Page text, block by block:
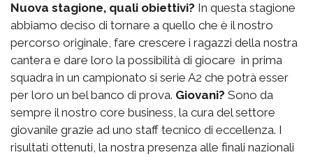
Nuova stagione, quali obiettivi? In questa stagione
abbiamo deciso di tornare a quello che è il nostro
percorso originale, fare crescere i ragazzi della nostra
cantera e dare loro la possibilità di giocare in prima
squadra in un campionato si serie A2 che potrà esser
per loro un bel banco di prova. Giovani? Sono da
sempre il nostro core business, la cura del settore
giovanile grazie ad uno staff tecnico di eccellenza. I
risultati ottenuti, la nostra presenza alle finali nazionali